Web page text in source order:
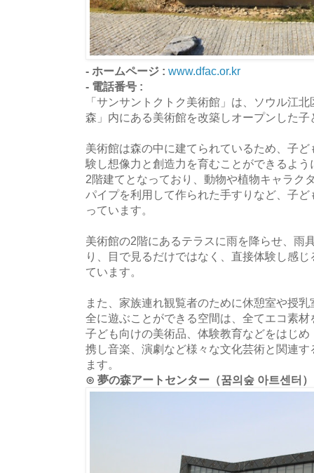
- ホームページ : www.dfac.or.kr
- 電話番号 :
「サンサントクトク美術館」は、ソウル江
森」内にある美術館を改築しオープンした
美術館は森の中に建てられているため、子
験し想像力と創造力を育むことができるよ
2階建てとなっており、動物や植物キャラク
パイプを利用して作られた手すりなど、子
っています。
美術館の2階にあるテラスに雨を降らせ、雨
り、目で見るだけではなく、直接体験し感
ています。
また、家族連れ観覧者のために休憩室や授
全に遊ぶことができる空間は、全てエコ素
子ども向けの美術品、体験教育などをはじ
携し音楽、演劇など様々な文化芸術と関連
ます。
⊙ 夢の森アートセンター（꿈의숲 아트센터）